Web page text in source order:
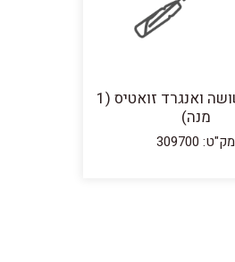
תרכיב משושה ואנגרד זואטיס (1
מנה)
מק"ט: 309700